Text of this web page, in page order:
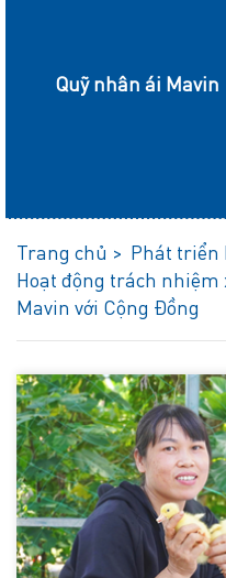
Quỹ nhân ái Mavin
Trang chủ >
Phát triển
Hoạt động trách nhiệm
Mavin với Cộng Đồng